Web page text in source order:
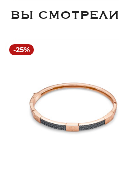
ВЫ СМОТРЕЛИ
-25%